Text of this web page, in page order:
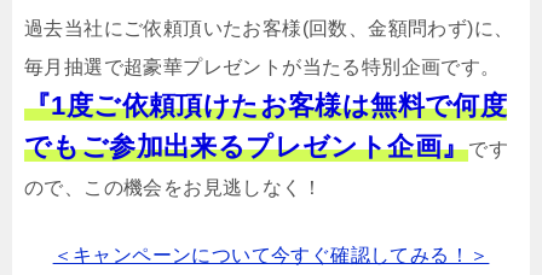
過去当社にご依頼頂いたお客様(回数、金額問わず)に、
毎月抽選で超豪華プレゼントが当たる特別企画です。
『1度ご依頼頂けたお客様は無料で何度
でもご参加出来るプレゼント企画』です
ので、この機会をお見逃しなく！
＜キャンペーンについて今すぐ確認してみる！＞